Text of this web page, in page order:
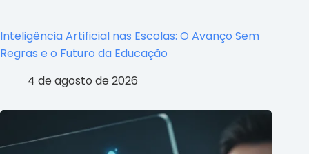
Inteligência Artificial nas Escolas: O Avanço Sem
Regras e o Futuro da Educação
4 de agosto de 2026